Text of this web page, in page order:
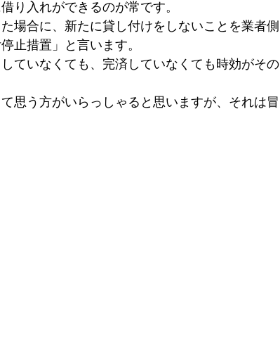
り入れができるのが常です。
場合に、新たに貸し付けをしないことを業者側
止措置」と言います。
ていなくても、完済していなくても時効がその
思う方がいらっしゃると思いますが、それは冒